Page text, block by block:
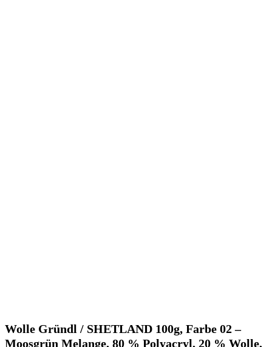
Wolle Gründl / SHETLAND 100g, Farbe 02 –
Moosgrün Melange, 80 % Polyacryl, 20 % Wolle,